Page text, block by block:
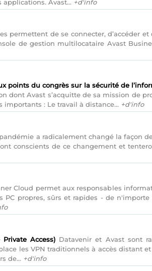
Avast... +d'info
permettent de se connecter, d’accéder
de gestion multilocataire Avast
points du congrès sur la sécurité de
dont Avast s’acquitte de sa mission de
importants : Le travail à distance... +d'info
a radicalement changé la façon
conscients de ce changement et
Cloud permet aux responsables
propres, sûrs et rapides - de
Access) Datavenir et Avast sont
les VPN traditionnels à accès
de... +d'info